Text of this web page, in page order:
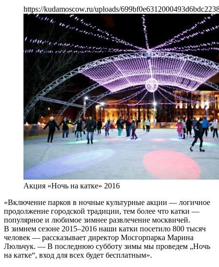
https://kudamoscow.ru/uploads/
Акция «Ночь на катке» 2016
«Включение парков в ночные культурные акции — логичное
продолжение городской традиции, тем более что катки —
популярное и любимое зимнее развлечение москвичей.
В зимнем сезоне 2015–2016 наши катки посетило 800 тысяч
человек — рассказывает директор Мосгорпарка Марина
Люльчук. — В последнюю субботу зимы мы проведем „Ночь
на катке“, вход для всех будет бесплатным».